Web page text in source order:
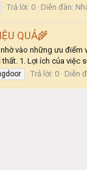
Trả lời: 0 Diễn đàn:
QUẢ🌾
vào những ưu
1. Lợi ích của việc
Trả lời: 0 Diễn